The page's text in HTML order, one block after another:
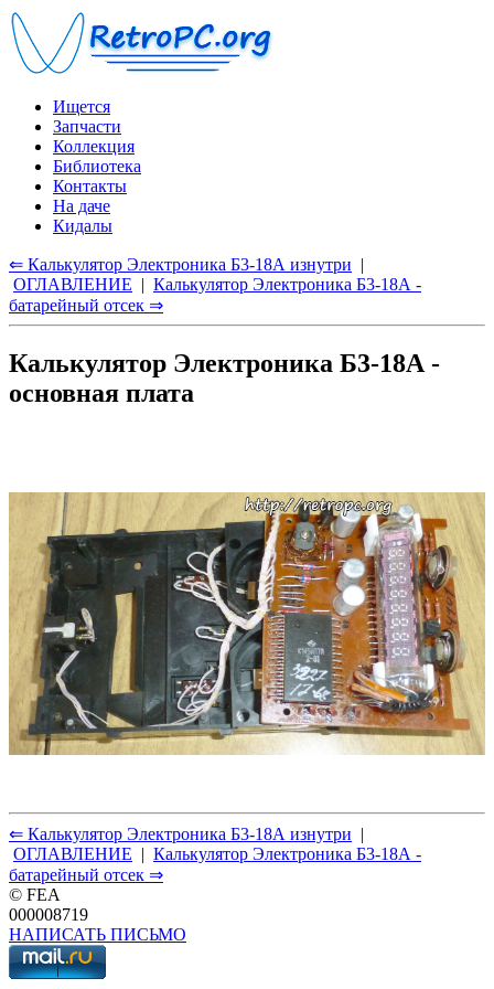
Ищется
Запчасти
Коллекция
Библиотека
Контакты
На даче
Кидалы
⇐ Калькулятор Электроника Б3-18А изнутри |
ОГЛАВЛЕНИЕ | Калькулятор Электроника Б3-18А -
батарейный отсек ⇒
Калькулятор Электроника Б3-18А -
основная плата
⇐ Калькулятор Электроника Б3-18А изнутри |
ОГЛАВЛЕНИЕ | Калькулятор Электроника Б3-18А -
батарейный отсек ⇒
© FEA
000008719
НАПИСАТЬ ПИСЬМО